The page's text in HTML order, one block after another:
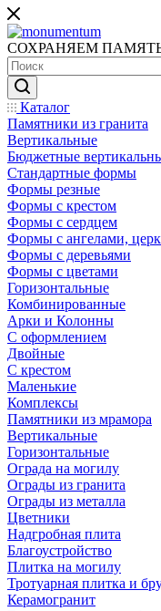
СОХРАНЯЕМ
Каталог
Памятники из гранита
Вертикальные
Бюджетные
Стандартные формы
Формы резные
Формы с крестом
Формы с сердцем
Формы с ангелами,
Формы с деревьями
Формы с цветами
Горизонтальные
Комбинированные
Арки и Колонны
С оформлением
Двойные
С крестом
Маленькие
Комплексы
Памятники из мрамора
Вертикальные
Горизонтальные
Ограда на могилу
Ограды из гранита
Ограды из металла
Цветники
Надгробная плита
Благоустройство
Плитка на могилу
Тротуарная плитка и
Керамогранит